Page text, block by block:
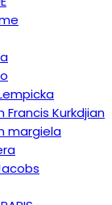
Francis Kurkdjian
margiela